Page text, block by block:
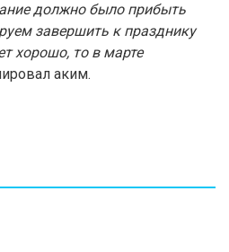
должно было прибыть
завершить к празднику
хорошо, то в марте
аким.